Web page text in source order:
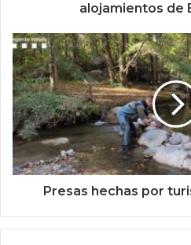
alojamientos de
Presas hechas por